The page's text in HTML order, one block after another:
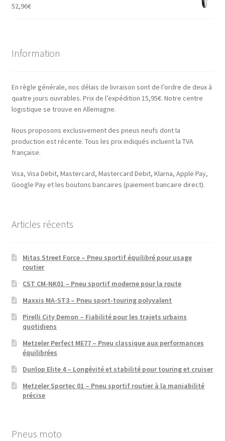
52,96€
Information
En règle générale, nos délais de livraison sont de l’ordre de deux à
quatre jours ouvrables. Prix de l’expédition 15,95€. Notre centre
logistique se trouve en Allemagne.
Nous proposons exclusivement des pneus neufs dont la
production est récente. Tous les prix indiqués incluent la TVA
française.
Visa, Visa Debit, Mastercard, Mastercard Debit, Klarna, Apple Pay,
Google Pay et les boutons bancaires (paiement bancaire direct).
Articles récents
Mitas Street Force – Pneu sportif équilibré pour usage
routier
CST CM-NK01 – Pneu sportif moderne pour la route
Maxxis MA-ST3 – Pneu sport-touring polyvalent
Pirelli City Demon – Fiabilité pour les trajets urbains
quotidiens
Metzeler Perfect ME77 – Pneu classique aux performances
équilibrées
Dunlop Elite 4 – Longévité et stabilité pour touring et cruiser
Metzeler Sportec 01 – Pneu sportif routier à la maniabilité
précise
Pneus moto